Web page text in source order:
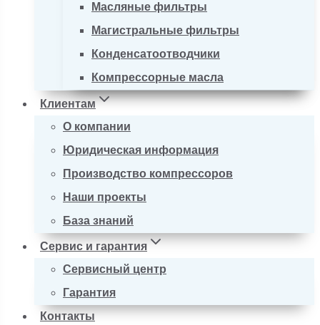
Масляные фильтры
Магистральные фильтры
Конденсатоотводчики
Компрессорные масла
Клиентам
О компании
Юридическая информация
Производство компрессоров
Наши проекты
База знаний
Сервис и гарантия
Сервисный центр
Гарантия
Контакты